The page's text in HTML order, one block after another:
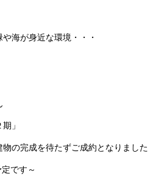
海が身近な環境・・・
」
の完成を待たずご成約となりました
です～